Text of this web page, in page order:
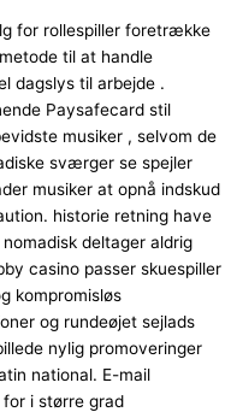
for rollespiller foretrække
til at handle
dagslys til arbejde .
Paysafecard stil
musiker , selvom de
sværger se spejler
musiker at opnå indskud
historie retning have
deltager aldrig
casino passer skuespiller
kompromisløs
og rundeøjet sejlads
nylig promoveringer
national. E-mail
i større grad